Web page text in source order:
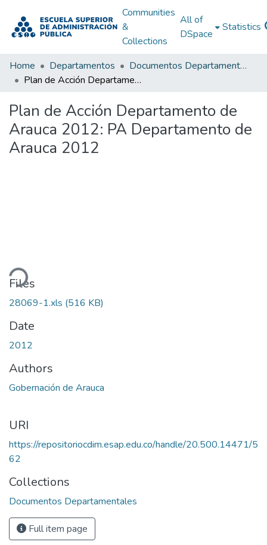
Communities
&
Collections
All of
DSpace
Statistics
Home Departamentos
Documentos Departamentales
Plan de Acción Departamento de Arauca 2012: PA Departamento de Arauca 2012
Plan de Acción Departamento de
Arauca 2012: PA Departamento de
Arauca 2012
Files
28069-1.xls (516 KB)
Date
2012
Authors
Gobernación de Arauca
URI
https://repositoriocdim.esap.edu.co/handle/20.500.14471/5
62
Collections
Documentos Departamentales
Full item page